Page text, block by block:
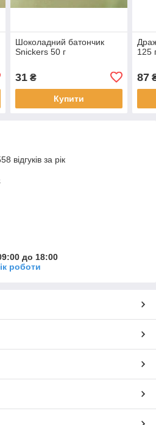
Шоколадний батончик
Snickers 50 г
31₴
Купити
125
87
відгуків за рік
до 18:00
роботи